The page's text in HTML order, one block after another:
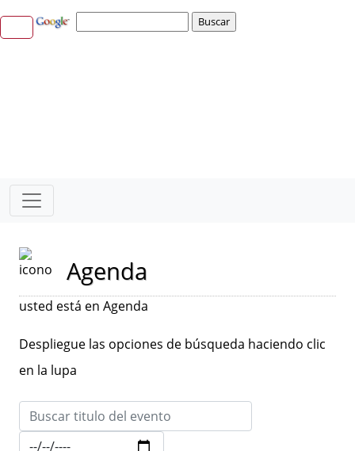
Agenda
usted está en Agenda
Despliegue las opciones de búsqueda haciendo clic
en la lupa